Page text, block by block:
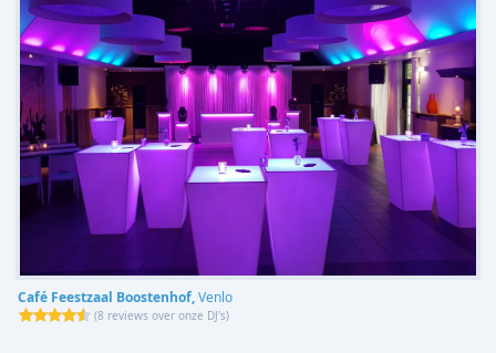
Café Feestzaal Boostenhof,Venlo
(8 reviews over onze DJ's)